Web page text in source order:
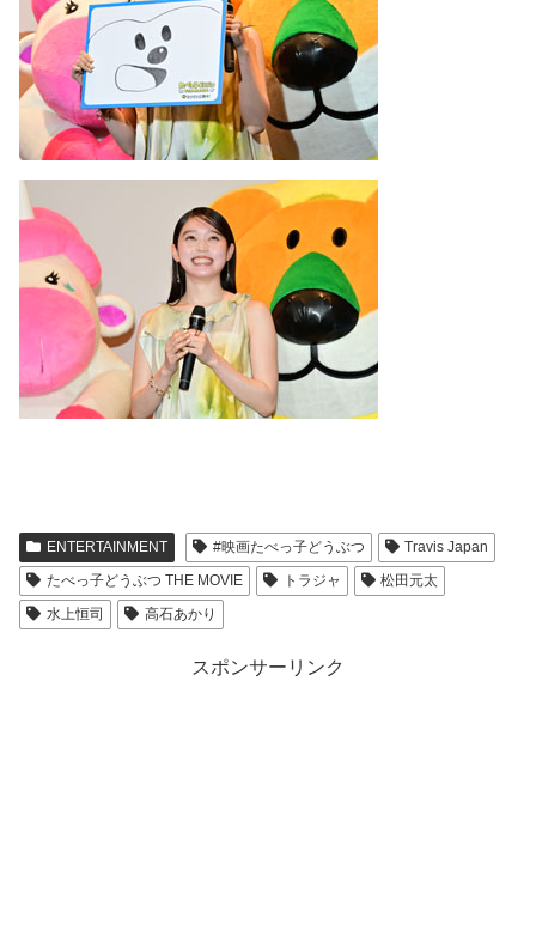
ENTERTAINMENT #映画たべっ子どうぶつ
Travis Japan
たべっ子どうぶつ THE MOVIE
トラジャ
松田元太
水上恒司
高石あかり
スポンサーリンク